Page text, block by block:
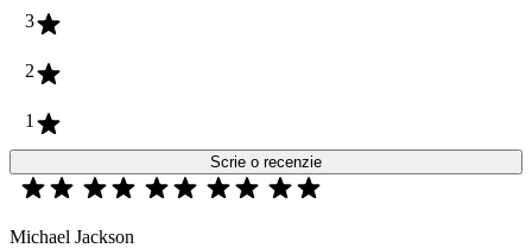
3
2
1
Scrie o recenzie
Michael Jackson